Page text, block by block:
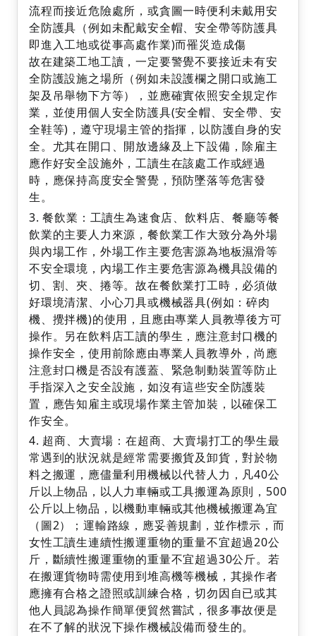
流程而接近危險處所，或貪圖一時便利未戴用安
全防護具（例如未配戴安全帽、安全帶等防護具
即進入工地或從事高處作業)而罹災造成傷
故在建築工地工讀，一定要警覺不要接近未有安
全防護設施之場所（例如未設護欄之開口或施工
架及吊舉物下方等），並應確實依照安全規定作
業，並使用個人安全防護具(安全帽、安全帶、安
全鞋等)，遵守現場主管的指揮，以防護自身的安
全。尤其在開口、開放邊緣及上下設備，除雇主
應作好安全設施外，工讀生在該處工作或經過
時，應保持高度安全警覺，預防墜落等危害發
生。
餐飲業：工讀生為速食店、飲料店、餐廳等餐
飲業的主要人力來源，餐飲業工作大致分為外場
與內場工作，外場工作主要危害源為地板濕滑等
不安全環境，內場工作主要危害源為機具設備的
切、割、夾、捲等。故在餐飲業打工時，必須做
好環境清潔、小心刀具或機械器具(例如：碎肉
機、攪拌機)的使用，且應由專業人員教導後方可
操作。另在飲料店工讀的學生，應注意封口機的
操作安全，使用前除應由專業人員教導外，尚應
注意封口機是否設有護蓋、緊急制動裝置等防止
手指深入之安全設施，如沒有這些安全防護裝
置，應告知雇主或現場作業主管加裝，以確保工
作安全。
超商、大賣場：在超商、大賣場打工的學生最
常遇到的狀況就是經常需要搬貨及卸貨，對於物
料之搬運，應儘量利用機械以代替人力，凡40公
斤以上物品，以人力車輛或工具搬運為原則，500
公斤以上物品，以機動車輛或其他機械搬運為宜
（圖2）；運輸路線，應妥善規劃，並作標示，而
女性工讀生連續性搬運重物的重量不宜超過20公
斤，斷續性搬運重物的重量不宜超過30公斤。若
在搬運貨物時需使用到堆高機等機械，其操作者
應擁有合格之證照或訓練合格，切勿因自已或其
他人員認為操作簡單便貿然嘗試，很多事故便是
在不了解的狀況下操作機械設備而發生的。